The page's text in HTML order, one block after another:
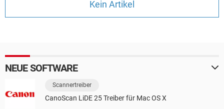
HARDWARE
Kein Artikel
NEUE SOFTWARE
Scannertreiber
CanoScan LiDE 25 Treiber für Mac OS X